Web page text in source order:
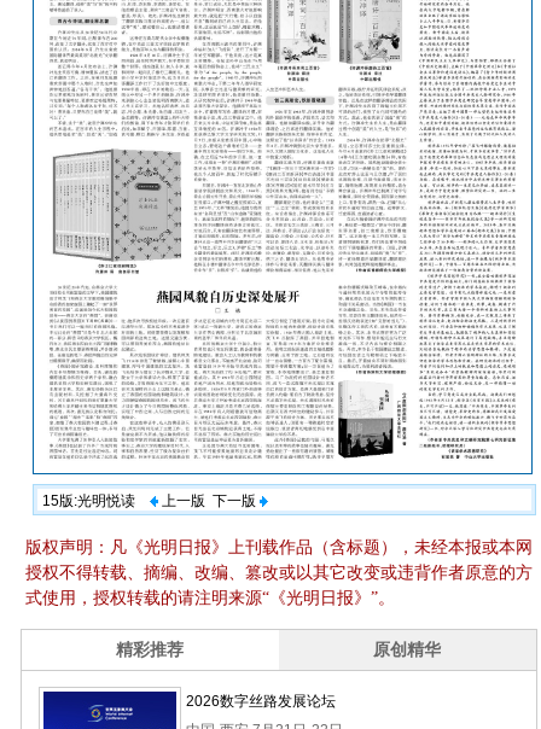
15版:光明悦读 上一版 下一版
版权声明：凡《光明日报》上刊载作品（含标题），未经本报或本网
授权不得转载、摘编、改编、篡改或以其它改变或违背作者原意的方
式使用，授权转载的请注明来源“《光明日报》”。